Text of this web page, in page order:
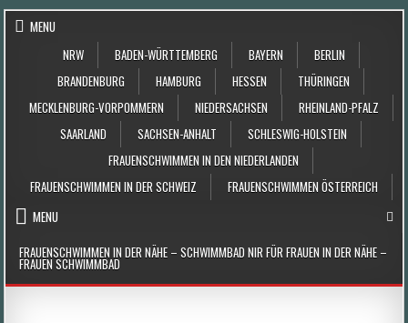
Skip to content
MENU
NRW
BADEN-WÜRTTEMBERG BAYERN
BERLIN
BRANDENBURG
HAMBURG HESSEN
THÜRINGEN
MECKLENBURG-VORPOMMERN
NIEDERSACHSEN
RHEINLAND-PFALZ
SAARLAND
SACHSEN-ANHALT
SCHLESWIG-HOLSTEIN
FRAUENSCHWIMMEN IN DEN NIEDERLANDEN
FRAUENSCHWIMMEN IN DER SCHWEIZ
FRAUENSCHWIMMEN ÖSTERREICH
MENU
FRAUENSCHWIMMEN IN DER NÄHE – SCHWIMMBAD NIR FÜR FRAUEN IN DER NÄHE –
FRAUEN SCHWIMMBAD